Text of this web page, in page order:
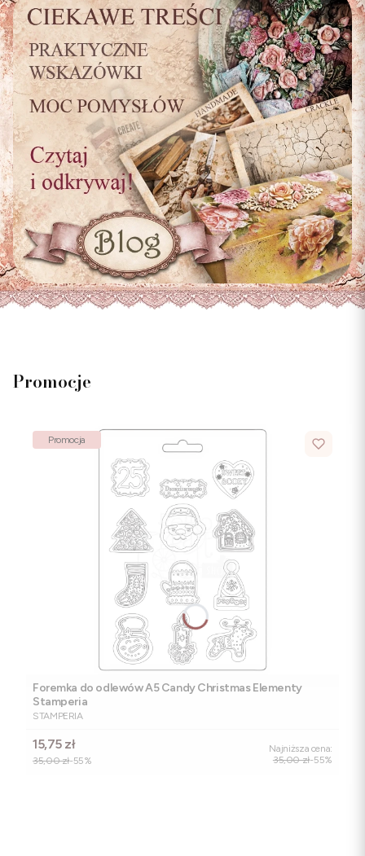
Promocje
Promocja
Foremka do odlewów A5 Candy Christmas Elementy
Stamperia
PRODUCENT
STAMPERIA
Cena promocyjna
15,75 zł
35,00 zł-55%
Najniższa cena:
35,00 zł-55%